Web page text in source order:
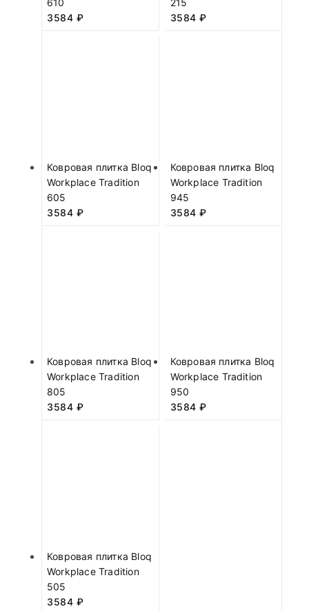
610
3584 ₽
215
3584 ₽
Ковровая плитка Bloq
Workplace Tradition
605
3584 ₽
Ковровая плитка Bloq
Workplace Tradition
945
3584 ₽
Ковровая плитка Bloq
Workplace Tradition
805
3584 ₽
Ковровая плитка Bloq
Workplace Tradition
950
3584 ₽
Ковровая плитка Bloq
Workplace Tradition
505
3584 ₽